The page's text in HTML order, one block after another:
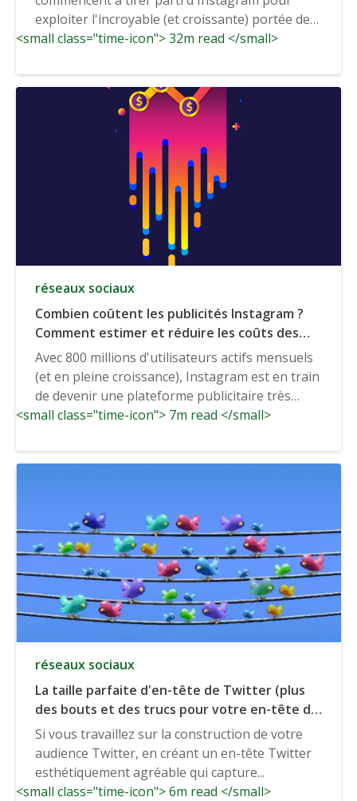
exploiter l'incroyable (et croissante) portée de
l'application, le...
<small class="time-icon"> 32m read </small>
réseaux sociaux
Combien coûtent les publicités Instagram ?
Comment estimer et réduire les coûts des
publicités Instagram
Avec 800 millions d'utilisateurs actifs mensuels
(et en pleine croissance), Instagram est en train
de devenir une plateforme publicitaire très
prisée. Instagram...
<small class="time-icon"> 7m read </small>
réseaux sociaux
La taille parfaite d'en-tête de Twitter (plus
des bouts et des trucs pour votre en-tête de
Twitter)
Si vous travaillez sur la construction de votre
audience Twitter, en créant un en-tête Twitter
esthétiquement agréable qui capture...
<small class="time-icon"> 6m read </small>